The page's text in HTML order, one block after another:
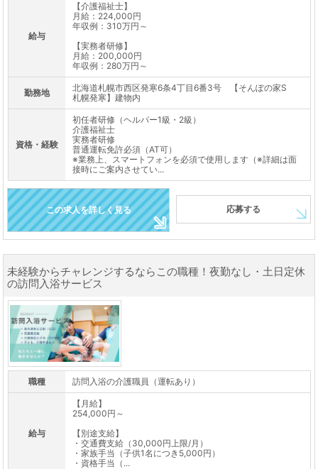
給与
【介護福祉士】
月給：224,000円
年収例：310万円～
【実務者研修】
月給：200,000円
年収例：280万円～
勤務地
北海道札幌市西区発寒6条4丁目6番3号 【そんぽの家S
札幌発寒】建物内
資格・経験
初任者研修（ヘルパー1級・2級）
介護福祉士
実務者研修
普通運転免許必須（AT可）
※業務上、スマートフォンを必須で使用します（※詳細は面
接時にご案内させてい...
この求人を詳しく見る 応募する
未経験からチャレンジするならこの職種！夜勤なし・土日定休
の訪問入浴サービス
職種 訪問入浴の介護職員（運転あり）
給与
【月給】
254,000円～
【別途支給】
・交通費支給（30,000円上限/月）
・家族手当（子供1名につき5,000円）
・資格手当（...